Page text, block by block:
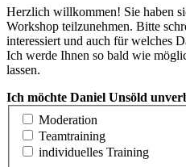
Herzlich willkommen! Sie haben
Workshop teilzunehmen. Bitte
interessiert und auch für welches
Ich werde Ihnen so bald wie
lassen.
Ich möchte Daniel Unsöld
Moderation
Teamtraining
individuelles Training